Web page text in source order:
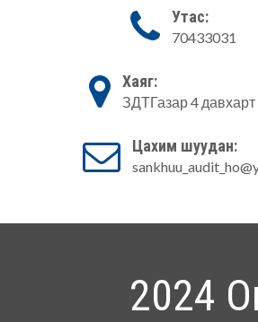
алба
Утас:
70433031
Хаяг:
ЗДТГазар 4 давхарт
Цахим шуудан:
2024